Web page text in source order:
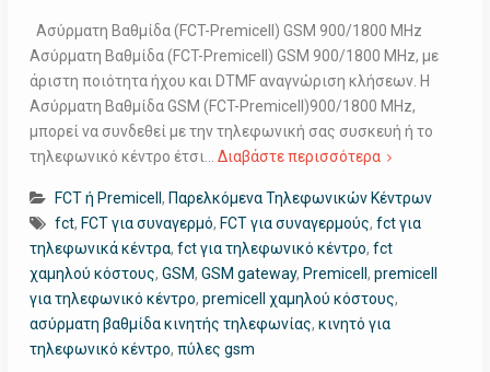
Ασύρματη Βαθμίδα (FCT-Premicell) GSM 900/1800 MHz
Ασύρματη Βαθμίδα (FCT-Premicell) GSM 900/1800 MHz, με
άριστη ποιότητα ήχου και DTMF αναγνώριση κλήσεων. Η
Ασύρματη Βαθμίδα GSM (FCT-Premicell)900/1800 MHz,
μπορεί να συνδεθεί με την τηλεφωνική σας συσκευή ή το
τηλεφωνικό κέντρο έτσι… Διαβάστε περισσότερα
FCT ή Premicell , Παρελκόμενα Τηλεφωνικών Κέντρων
fct, FCT για συναγερμό, FCT για συναγερμούς, fct για
τηλεφωνικά κέντρα, fct για τηλεφωνικό κέντρο, fct
χαμηλού κόστους, GSM, GSM gateway, Premicell , premicell
για τηλεφωνικό κέντρο, premicell χαμηλού κόστους,
ασύρματη βαθμίδα κινητής τηλεφωνίας, κινητό για
τηλεφωνικό κέντρο, πύλες gsm